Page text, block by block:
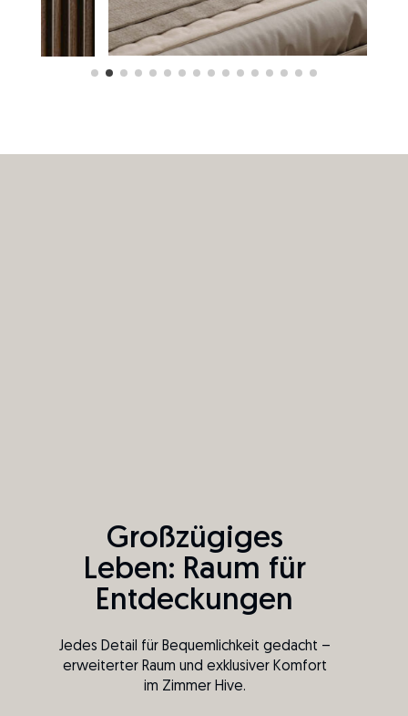
Großzügiges
Leben: Raum für
Entdeckungen
Jedes Detail für Bequemlichkeit gedacht –
erweiterter Raum und exklusiver Komfort
im Zimmer Hive.